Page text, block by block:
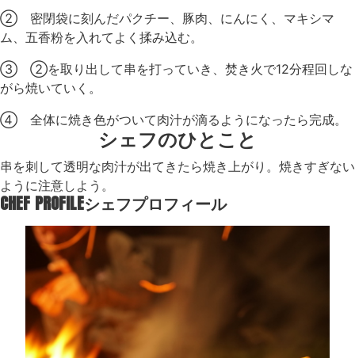
② 密閉袋に刻んだパクチー、豚肉、にんにく、マキシマ
ム、五香粉を入れてよく揉み込む。
③ ②を取り出して串を打っていき、焚き火で12分程回しな
がら焼いていく。
④ 全体に焼き色がついて肉汁が滴るようになったら完成。
シェフのひとこと
串を刺して透明な肉汁が出てきたら焼き上がり。焼きすぎない
ように注意しよう。
CHEF PROFILEシェフプロフィール